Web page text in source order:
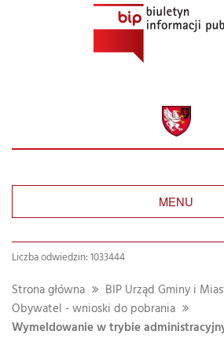
MENU
Liczba odwiedzin: 1033444
Strona główna
BIP Urząd Gminy i
Obywatel - wnioski do pobrania
Wymeldowanie w trybie